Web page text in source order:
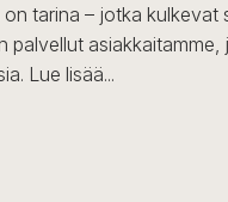
on tarina – jotka
palvellut
Lue lisää...